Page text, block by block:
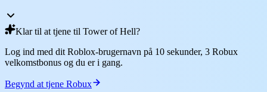
Klar til at tjene til Tower of Hell?
Log ind med dit Roblox-brugernavn på 10 sekunder, 3 Robux
velkomstbonus og du er i gang.
Begynd at tjene Robux